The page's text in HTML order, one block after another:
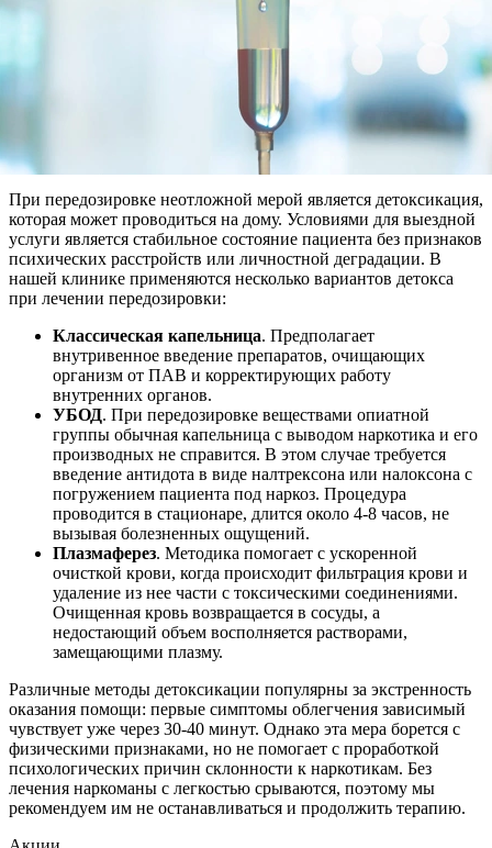
При передозировке неотложной мерой является детоксикация,
которая может проводиться на дому. Условиями для выездной
услуги является стабильное состояние пациента без признаков
психических расстройств или личностной деградации. В
нашей клинике применяются несколько вариантов детокса
при лечении передозировки:
Классическая капельница. Предполагает
внутривенное введение препаратов, очищающих
организм от ПАВ и корректирующих работу
внутренних органов.
УБОД. При передозировке веществами опиатной
группы обычная капельница с выводом наркотика и его
производных не справится. В этом случае требуется
введение антидота в виде налтрексона или налоксона с
погружением пациента под наркоз. Процедура
проводится в стационаре, длится около 4-8 часов, не
вызывая болезненных ощущений.
Плазмаферез. Методика помогает с ускоренной
очисткой крови, когда происходит фильтрация крови и
удаление из нее части с токсическими соединениями.
Очищенная кровь возвращается в сосуды, а
недостающий объем восполняется растворами,
замещающими плазму.
Различные методы детоксикации популярны за экстренность
оказания помощи: первые симптомы облегчения зависимый
чувствует уже через 30-40 минут. Однако эта мера борется с
физическими признаками, но не помогает с проработкой
психологических причин склонности к наркотикам. Без
лечения наркоманы с легкостью срываются, поэтому мы
рекомендуем им не останавливаться и продолжить терапию.